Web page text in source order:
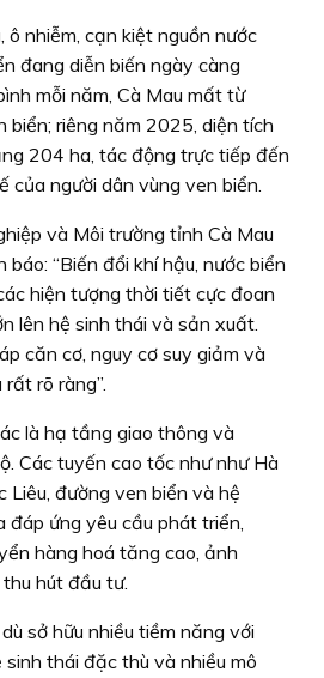
ô nhiễm, cạn kiệt nguồn nước
đang diễn biến ngày càng
mỗi năm, Cà Mau mất từ
riêng năm 2025, diện tích
204 ha, tác động trực tiếp đến
của người dân vùng ven biển.
và Môi trường tỉnh Cà Mau
“Biến đổi khí hậu, nước biển
hiện tượng thời tiết cực đoan
lên hệ sinh thái và sản xuất.
căn cơ, nguy cơ suy giảm và
rõ ràng”.
là hạ tầng giao thông và
Các tuyến cao tốc như như Hà
Liêu, đường ven biển và hệ
đáp ứng yêu cầu phát triển,
hàng hoá tăng cao, ảnh
hút đầu tư.
sở hữu nhiều tiềm năng với
sinh thái đặc thù và nhiều mô